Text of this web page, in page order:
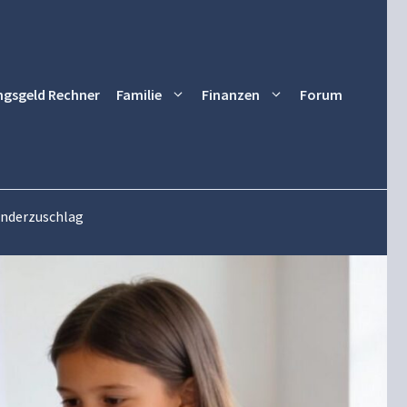
Rechner Familie Finanzen Forum